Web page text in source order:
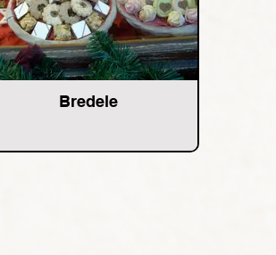
Bredele